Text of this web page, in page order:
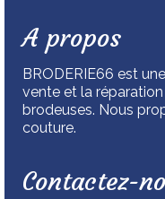
A propos
BRODERIE66 est
vente et la
brodeuses. Nous
couture.
Contactez-